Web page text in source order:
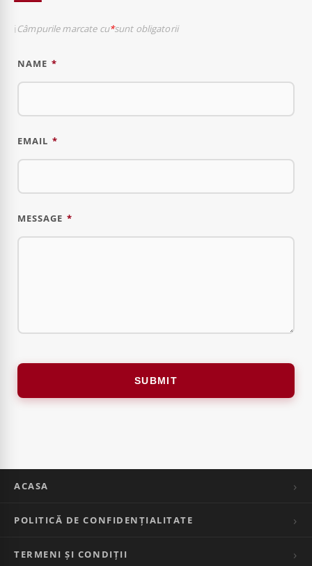
Câmpurile marcate cu*sunt obligatorii
NAME *
EMAIL *
MESSAGE *
ACASA
POLITICĂ DE CONFIDENȚIALITATE
TERMENI ȘI CONDIȚII